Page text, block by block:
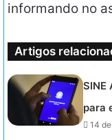
informando no
Artigos
para
14